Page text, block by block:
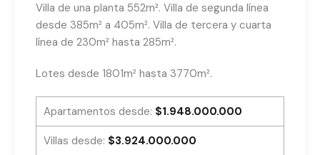
Villa de una planta 552m². Villa de segunda línea
desde 385m² a 405m². Villa de tercera y cuarta
línea de 230m² hasta 285m².
Lotes desde 1801m² hasta 3770m².
Apartamentos desde: $1.948.000.000
Villas desde: $3.924.000.000